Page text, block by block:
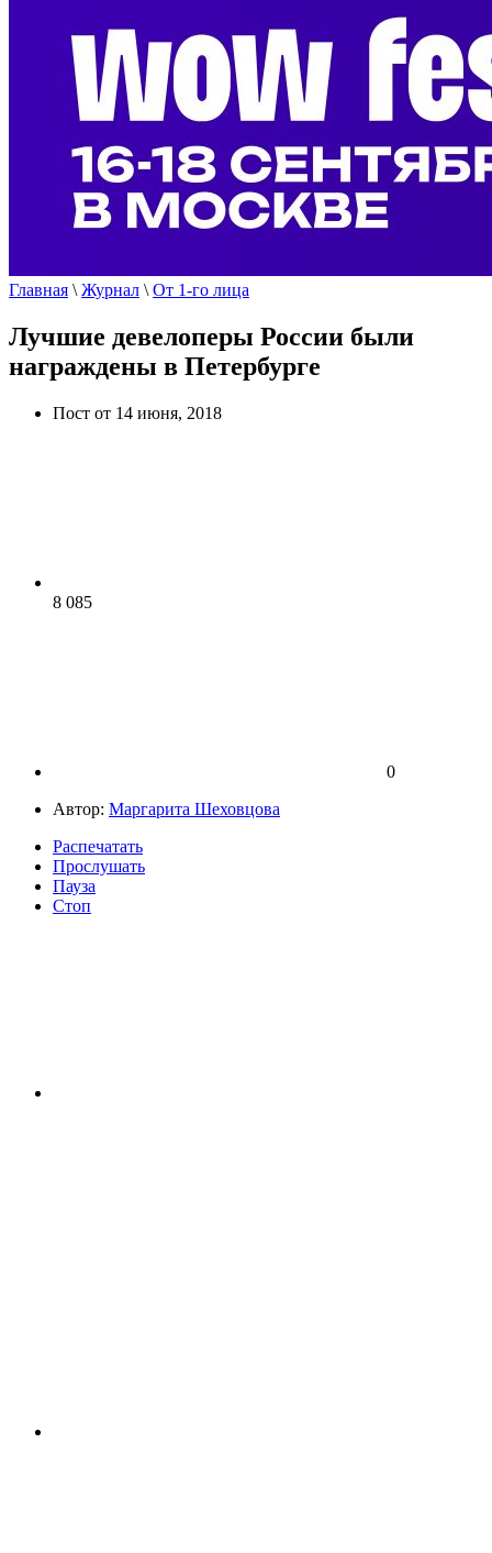
Главная \ Журнал \ От 1-го лица
Лучшие девелоперы России были
награждены в Петербурге
Пост от 14 июня, 2018
8 085
0
Автор: Маргарита Шеховцова
Распечатать
Прослушать
Пауза
Стоп